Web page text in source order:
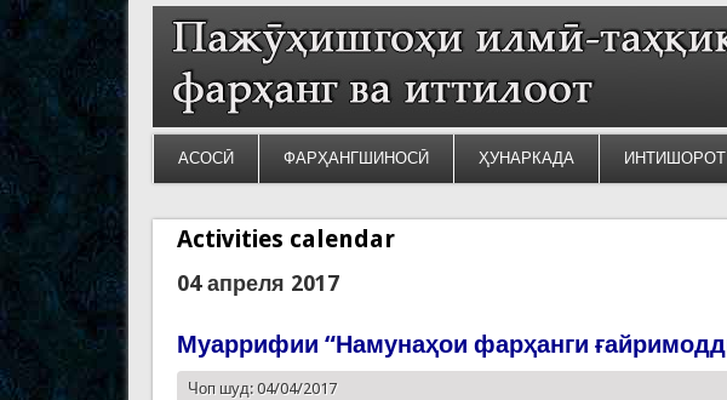
АСОСӢ ФАРҲАНГШИНОСӢ ҲУНАРКАДА ИНТИШОРОТ
Activities calendar
04 апреля 2017
Муаррифии “Намунаҳои фарҳанги
Чоп шуд: 04/04/2017